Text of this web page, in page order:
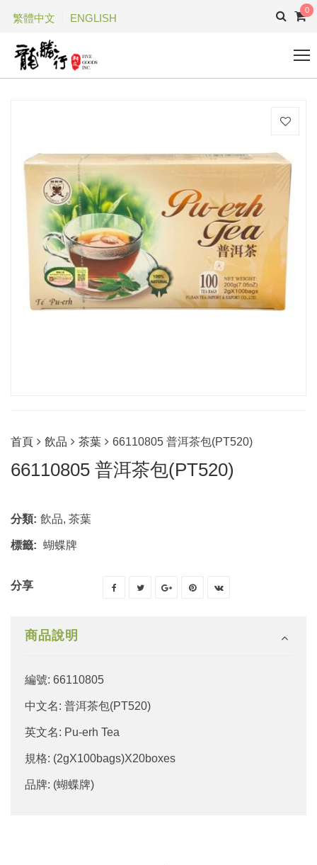
繁體中文 ENGLISH
0
首頁 飲品 茶葉 66110805 普洱茶包(PT520)
66110805 普洱茶包(PT520)
分類: 飲品, 茶葉
標籤: 蝴蝶牌
分享
商品說明
編號: 66110805
中文名: 普洱茶包(PT520)
英文名: Pu-erh Tea
規格: (2gX100bags)X20boxes
品牌: (蝴蝶牌)